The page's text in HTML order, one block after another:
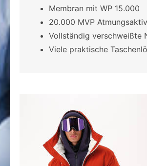
Membran mit WP 15.000
20.000 MVP
Vollständig verschweißte
Viele praktische